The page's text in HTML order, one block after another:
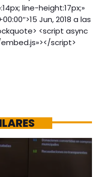
line-height:17px;»
Jun, 2018 a las
<script async
script>